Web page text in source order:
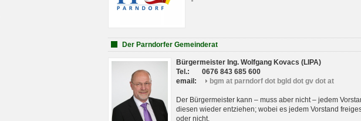
Der Parndorfer Gemeinderat
Bürgermeister Ing. Wolfgang Kovacs (LIPA)
Tel.: 0676 843 685 600
email:
bgm at parndorf dot bgld dot gv dot at
Der Bürgermeister kann – muss aber nicht – jedem
diesen wieder entziehen; wobei es jedem Vorstand
oder nicht.